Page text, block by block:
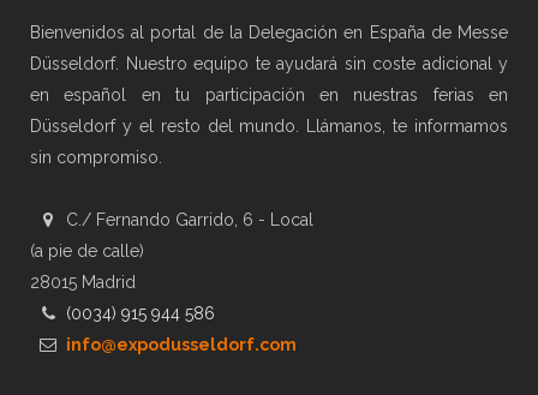
Bienvenidos al portal de la Delegación en España de Messe
Düsseldorf. Nuestro equipo te ayudará sin coste adicional y
en español en tu participación en nuestras ferias en
Düsseldorf y el resto del mundo. Llámanos, te informamos
sin compromiso.
C./ Fernando Garrido, 6 - Local
(a pie de calle)
28015 Madrid
(0034) 915 944 586
info@expodusseldorf.com